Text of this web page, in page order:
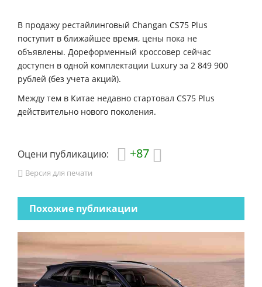
В продажу рестайлинговый Changan CS75 Plus
поступит в ближайшее время, цены пока не
объявлены. Дореформенный кроссовер сейчас
доступен в одной комплектации Luxury за 2 849 900
рублей (без учета акций).
Между тем в Китае недавно стартовал CS75 Plus
действительно нового поколения.
Оцени публикацию: +87
Версия для печати
Похожие публикации